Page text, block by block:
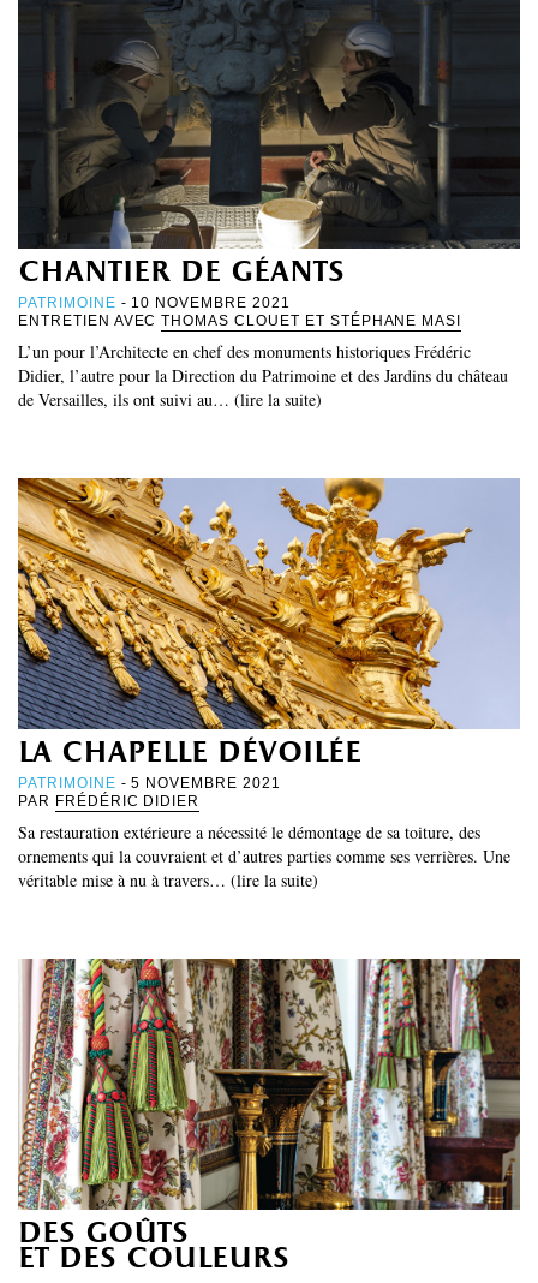
chantier de géants
PATRIMOINE - 10 NOVEMBRE 2021
ENTRETIEN AVECTHOMAS CLOUET ET STÉPHANE MASI
L’un pour l’Architecte en chef des monuments historiques Frédéric
Didier, l’autre pour la Direction du Patrimoine et des Jardins du château
de Versailles, ils ont suivi au… (lire la suite)
la chapelle dévoilée
PATRIMOINE - 5 NOVEMBRE 2021
PAR FRÉDÉRIC DIDIER
Sa restauration extérieure a nécessité le démontage de sa toiture, des
ornements qui la couvraient et d’autres parties comme ses verrières. Une
véritable mise à nu à travers… (lire la suite)
des goûts
et des couleurs